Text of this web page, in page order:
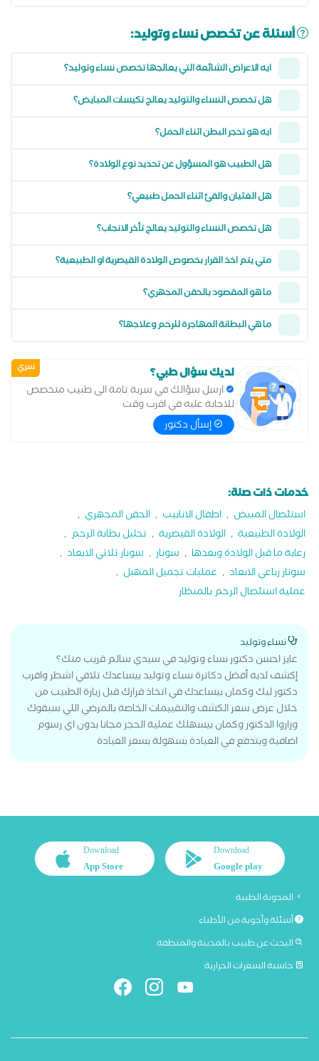
أسئلة عن تخصص نساء وتوليد:
ايه الاعراض الشائعة التي يعالجها تخصص نساء وتوليد؟
هل تخصص النساء والتوليد يعالج تكيسات المبايض؟
ايه هو تحجر البطن اثناء الحمل؟
هل الطبيب هو المسؤول عن تحديد نوع الولادة؟
هل الغثيان والقئ اثناء الحمل طبيعي؟
هل تخصص النساء والتوليد يعالج تأخر الانجاب؟
متي يتم اخذ القرار بخصوص الولادة القيصرية او الطبيعية؟
ما هو المقصود بالحقن المجهري؟
ما هي البطانة المهاجرة للرحم وعلاجها؟
سري لديك سؤال طبي؟
ارسل سؤالك في سرية تامة الى طبيب متخصص
للاجابة عليه في اقرب وقت
إسأل دكتور
خدمات ذات صلة:
استئصال المبيض , اطفال الانابيب , الحقن المجهري ,
الولادة الطبيعية , الولادة القيصرية , تحليل بطانة الرحم ,
رعاية ما قبل الولادة وبعدها , سونار , سونار ثلاثي الابعاد ,
سونار رباعي الابعاد , عمليات تجميل المهبل ,
عملية استئصال الرحم بالمنظار
نساء وتوليد
عايز احسن دكتور نساء وتوليد في سيدي سالم قريب منك؟
إكشف لديه أفضل دكاترة نساء وتوليد بيساعدك تلاقي اشطر واقرب
دكتور ليك وكمان بيساعدك في اتخاذ قرارك قبل زيارة الطبيب من
خلال عرض سعر الكشف والتقييمات الخاصة بالمرضي اللي سبقوك
وزاروا الدكتور وكمان بيسهلك عملية الحجز مجانا بدون اي رسوم
اضافية وبتدفع في العيادة بسهولة بسعر العيادة
Download
Google play
Download
App Store
المدونة الطبية
أسئلة وأجوبة من الأطباء
البحث عن طبيب بالمدينة والمنطقة
حاسبة السعرات الحرارية